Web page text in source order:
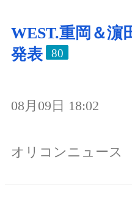
WEST.重岡＆濵
発表
80
08月09日 18:02
オリコンニュース